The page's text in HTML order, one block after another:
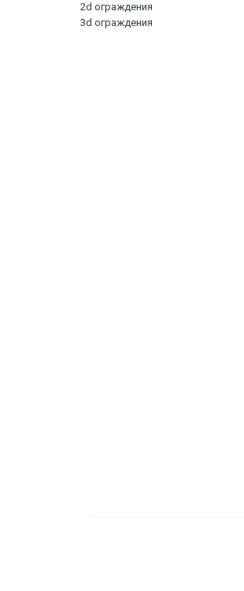
2d ограждения
3d ограждения